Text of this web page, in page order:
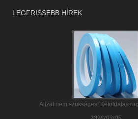
LEGFRISSEBB HÍREK
Aljzat nem szükséges! Kétoldalas